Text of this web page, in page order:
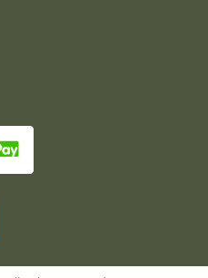
028 3797 8234
Phát – Chay Ngon)